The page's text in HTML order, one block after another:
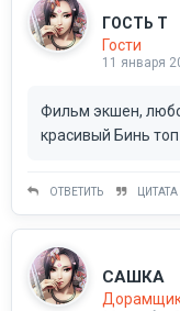
ГОСТЬ Т
Гости
11 января
Фильм экшен,
красивый Бинь топ
ОТВЕТИТЬ ЦИТАТА
САШКА